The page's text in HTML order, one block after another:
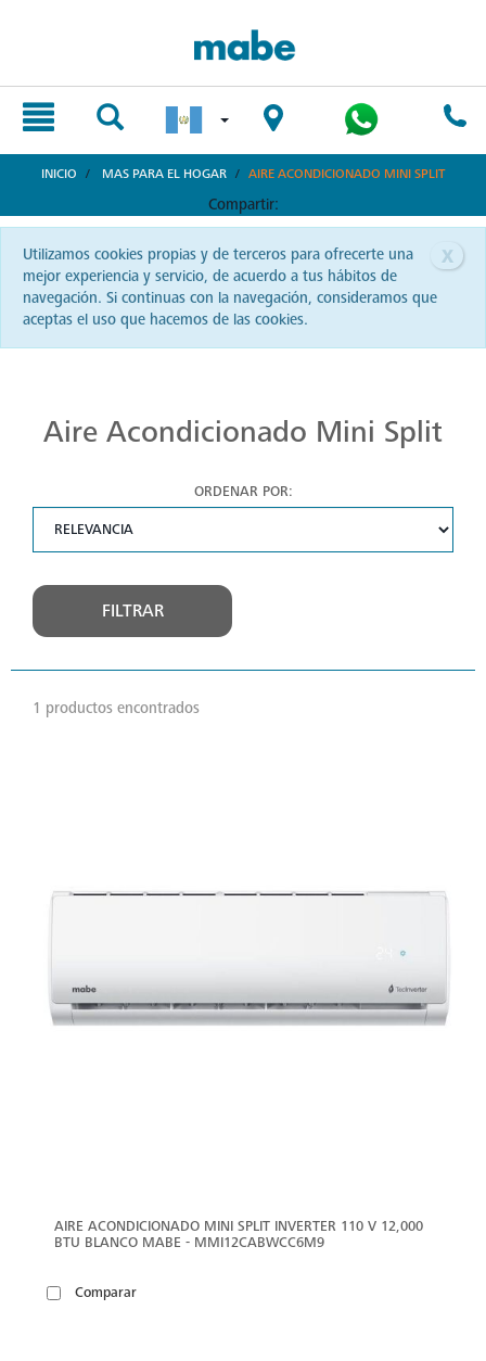
INICIO MAS PARA EL HOGAR AIRE ACONDICIONADO MINI SPLIT
Compartir:
x
Utilizamos cookies propias y de terceros para ofrecerte una
mejor experiencia y servicio, de acuerdo a tus hábitos de
navegación. Si continuas con la navegación, consideramos que
aceptas el uso que hacemos de las cookies.
Aire Acondicionado Mini Split
ORDENAR POR:
FILTRAR
1 productos encontrados
AIRE ACONDICIONADO MINI SPLIT INVERTER 110 V 12,000
BTU BLANCO MABE - MMI12CABWCC6M9
Comparar